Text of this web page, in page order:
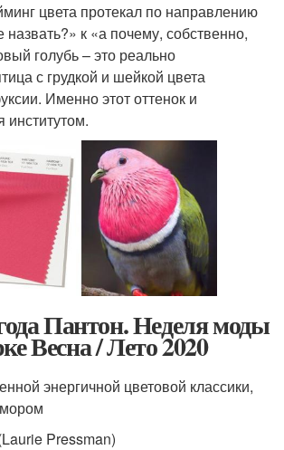
цвета протекал по направлению
к «а почему, собственно,
голубь – это реально
с грудкой и шейкой цвета
Именно этот оттенок и
институтом.
Пантон. Неделя моды
Весна / Лето 2020
энергичной цветовой классики,
Pressman)